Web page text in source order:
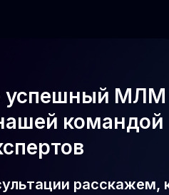
успешный МЛМ
командой
расскажем,